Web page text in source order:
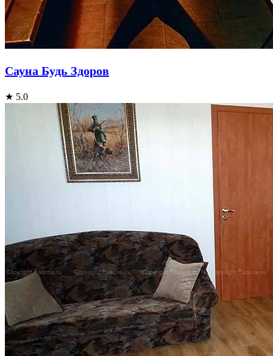
Сауна Будь Здоров
★ 5.0